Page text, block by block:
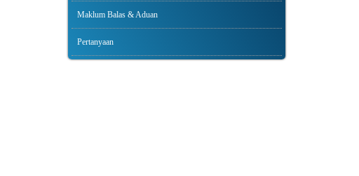
Maklum Balas & Aduan
Pertanyaan